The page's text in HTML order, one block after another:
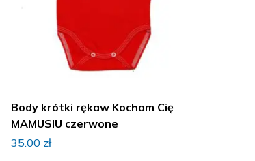
Body krótki rękaw Kocham Cię
MAMUSIU czerwone
35.00 zł